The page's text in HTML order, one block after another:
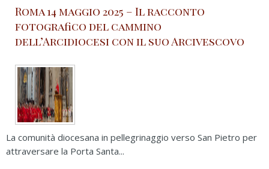
Roma 14 maggio 2025 – Il racconto
fotografico del cammino
dell’Arcidiocesi con il suo Arcivescovo
La comunità diocesana in pellegrinaggio verso San Pietro per
attraversare la Porta Santa...